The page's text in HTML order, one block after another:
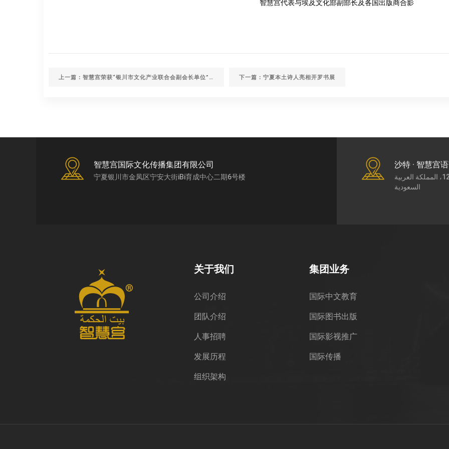
智慧宫代表与埃及文化部副部长及各国出版商合影
上一篇：智慧宫荣获“银川市文化产业联合会副会长单位”称号 下一篇：宁夏本土诗人亮相开罗书展
智慧宫国际文化传播集团有限公司
宁夏银川市金凤区宁安大街iBi育成中心二期6号楼
沙特 · 智慧宫
طريق الملك عبد العزيز7430، حي الورود، الرياض،12252، المملكة العربية
السعودية
关于我们
公司介绍
团队介绍
人事招聘
发展历程
组织架构
集团业务
国际中文教育
国际图书出版
国际影视推广
国际传播